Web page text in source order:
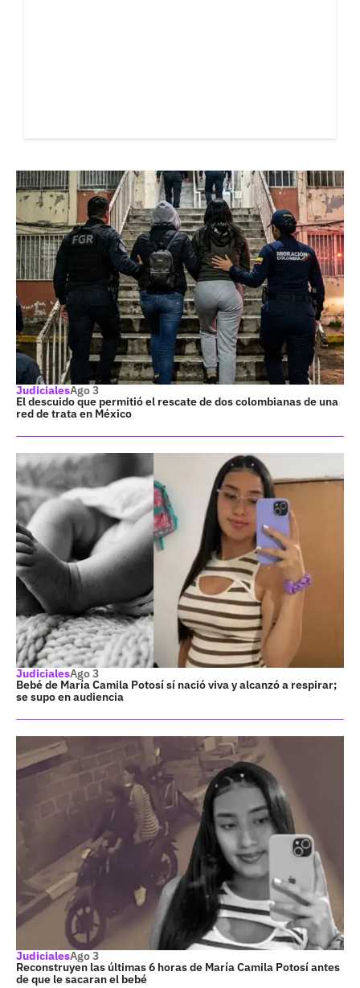
JudicialesAgo 3
El descuido que permitió el rescate de dos colombianas de una
red de trata en México
JudicialesAgo 3
Bebé de María Camila Potosí sí nació viva y alcanzó a respirar;
se supo en audiencia
JudicialesAgo 3
Reconstruyen las últimas 6 horas de María Camila Potosí antes
de que le sacaran el bebé